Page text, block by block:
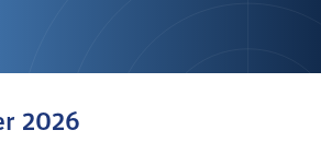
2026